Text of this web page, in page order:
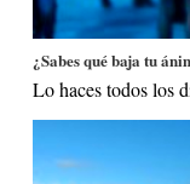
¿Sabes qué baja tu
Lo haces todos los